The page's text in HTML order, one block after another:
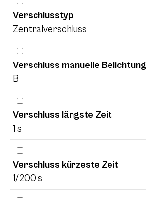
Verschlusstyp
Zentralverschluss
Verschluss manuelle Belichtung
B
Verschluss längste Zeit
1 s
Verschluss kürzeste Zeit
1/200 s